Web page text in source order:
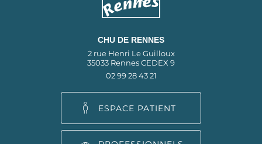
CHU DE RENNES
2 rue Henri Le Guilloux
35033 Rennes CEDEX 9
02 99 28 43 21
ESPACE PATIENT